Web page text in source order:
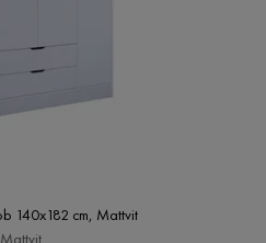
140x182 cm, Mattvit
Mattvit